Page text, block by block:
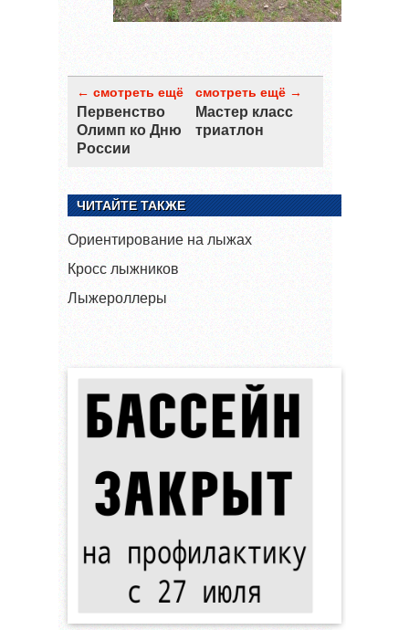
← смотреть ещё
Первенство
Олимп ко Дню
России
смотреть ещё →
Мастер класс
триатлон
ЧИТАЙТЕ ТАКЖЕ
Ориентирование на лыжах
Кросс лыжников
Лыжероллеры